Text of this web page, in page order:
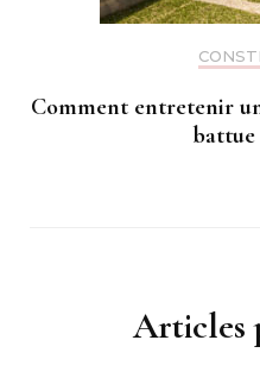
Comment entretenir
battue
Articles